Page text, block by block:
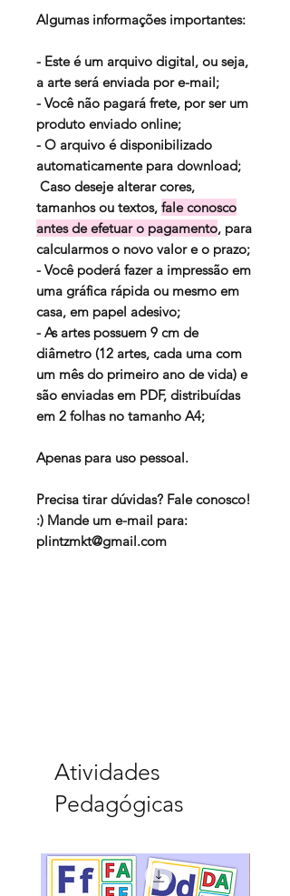
Algumas informações importantes:
- Este é um arquivo digital, ou seja,
a arte será enviada por e-mail;
- Você não pagará frete, por ser um
produto enviado online;
- O arquivo é disponibilizado
automaticamente para download;
Caso deseje alterar cores,
tamanhos ou textos, fale conosco
antes de efetuar o pagamento, para
calcularmos o novo valor e o prazo;
- Você poderá fazer a impressão em
uma gráfica rápida ou mesmo em
casa, em papel adesivo;
- As artes possuem 9 cm de
diâmetro (12 artes, cada uma com
um mês do primeiro ano de vida) e
são enviadas em PDF, distribuídas
em 2 folhas no tamanho A4;
Apenas para uso pessoal.
Precisa tirar dúvidas? Fale conosco!
:) Mande um e-mail para:
plintzmkt@gmail.com
Atividades
Pedagógicas